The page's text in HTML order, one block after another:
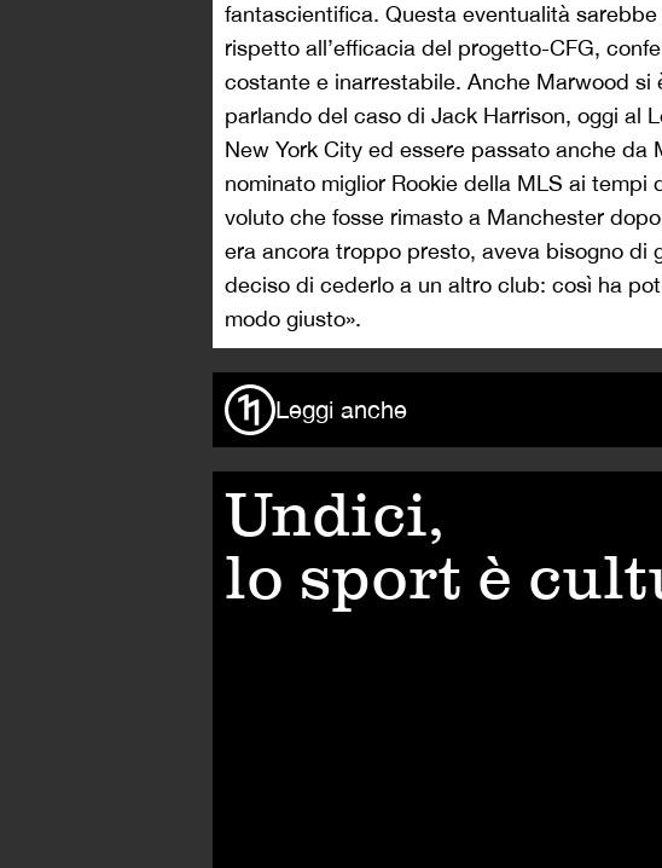
fantascientifica. Questa eventualità
rispetto all’efficacia del progetto-CFG,
costante e inarrestabile. Anche Marwood si
parlando del caso di Jack Harrison, oggi al
New York City ed essere passato anche da
nominato miglior Rookie della MLS ai tempi
voluto che fosse rimasto a Manchester
era ancora troppo presto, aveva bisogno di
deciso di cederlo a un altro club: così ha
modo giusto».
Leggi anche
Undici,
lo sport è